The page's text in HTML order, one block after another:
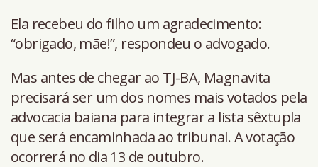
Ela recebeu do filho um agradecimento:
“obrigado, mãe!”, respondeu o advogado.
Mas antes de chegar ao TJ-BA, Magnavita
precisará ser um dos nomes mais votados pela
advocacia baiana para integrar a lista sêxtupla
que será encaminhada ao tribunal. A votação
ocorrerá no dia 13 de outubro.